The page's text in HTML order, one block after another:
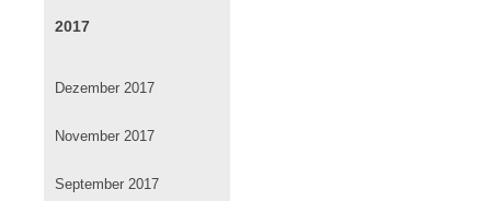
2017
Dezember 2017
November 2017
September 2017